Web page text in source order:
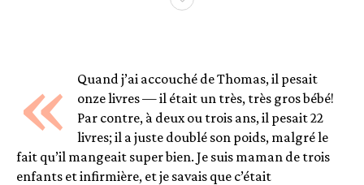
«
Quand j’ai accouché de Thomas, il pesait
onze livres — il était un très, très gros bébé!
Par contre, à deux ou trois ans, il pesait 22
livres; il a juste doublé son poids, malgré le
fait qu’il mangeait super bien. Je suis maman de trois
enfants et infirmière, et je savais que c’était